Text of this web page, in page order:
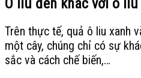
Trên thực tế, quả ô liu xanh
một cây, chúng chỉ có sự
sắc và cách chế biến,…